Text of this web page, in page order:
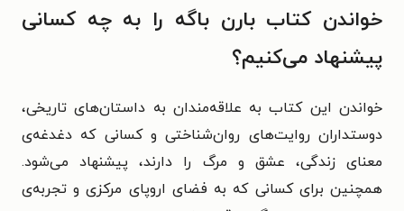
خواندن کتاب بارن باگه را به چه کسانی
پیشنهاد می‌کنیم؟
خواندن این کتاب به علاقه‌مندان به داستان‌های تاریخی،
دوستداران روایت‌های روان‌شناختی و کسانی که دغدغه‌ی
معنای زندگی، عشق و مرگ را دارند، پیشنهاد می‌شود.
همچنین برای کسانی که به فضای اروپای مرکزی و تجربه‌ی